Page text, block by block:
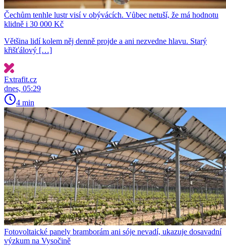
Čechům tenhle lustr visí v obývácích. Vůbec netuší, že má hodnotu
klidně i 30 000 Kč
Většina lidí kolem něj denně projde a ani nezvedne hlavu. Starý
křišťálový […]
Extrafit.cz
dnes, 05:29
4 min
Fotovoltaické panely bramborám ani sóje nevadí, ukazuje dosavadní
výzkum na Vysočině